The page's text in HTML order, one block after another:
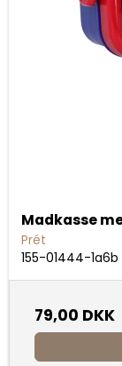
Madkasse
Prét
155-01444-1a6b
79,00 DKK